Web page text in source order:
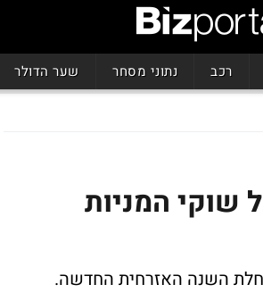
רכב נתוני מסחר שער הדולר
שוקי המניות
השנה האזרחית החדשה.